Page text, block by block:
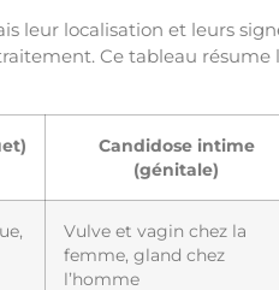
leur localisation et leurs
Ce tableau résume
Candidose intime
(génitale)
Vulve et vagin chez la
femme, gland chez
l’homme